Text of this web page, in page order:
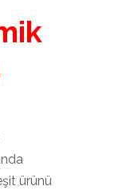
ürünü